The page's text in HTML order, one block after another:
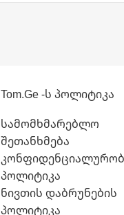
Tom.ge -ს Პოლიტიკა
სამომხმარებლო
შეთანხმება
პოლიტიკა
ნივთის დაბრუნების
პოლიტიკა